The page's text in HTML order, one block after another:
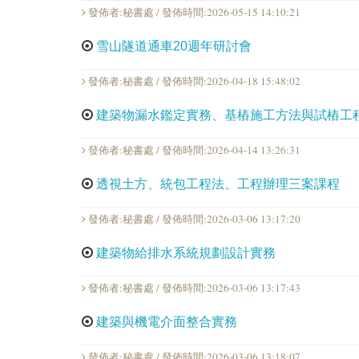
發佈者:秘書處 / 發佈時間:2026-05-15 14:10:21
雪山隧道通車20週年研討會
發佈者:秘書處 / 發佈時間:2026-04-18 15:48:02
建築物漏水鑑定實務、基樁施工方法與試樁工
發佈者:秘書處 / 發佈時間:2026-04-14 13:26:31
透視土方、統包工程法、工程辦理三案課程
發佈者:秘書處 / 發佈時間:2026-03-06 13:17:20
建築物給排水系統規劃設計實務
發佈者:秘書處 / 發佈時間:2026-03-06 13:17:43
建築與機電介面整合實務